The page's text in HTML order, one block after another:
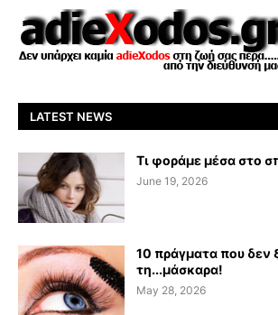
LATEST NEWS
Τι φοράμε μέσα στο
June 19, 2026
10 πράγματα που δεν
τη...μάσκαρα!
May 28, 2026